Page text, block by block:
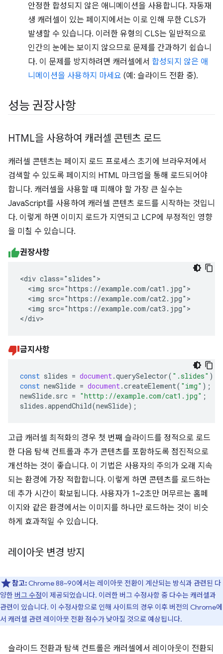
안정한 합성되지 않은 애니메이션을 사용합니다. 자동재
생 캐러셀이 있는 페이지에서는 이로 인해 무한 CLS가
발생할 수 있습니다. 이러한 유형의 CLS는 일반적으로
인간의 눈에는 보이지 않으므로 문제를 간과하기 쉽습니
다. 이 문제를 방지하려면 캐러셀에서 합성되지 않은 애
니메이션을 사용하지 마세요 (예: 슬라이드 전환 중).
성능 권장사항
HTML을 사용하여 캐러셀 콘텐츠 로드
캐러셀 콘텐츠는 페이지 로드 프로세스 초기에 브라우저에서
검색할 수 있도록 페이지의 HTML 마크업을 통해 로드되어야
합니다. 캐러셀을 사용할 때 피해야 할 가장 큰 실수는
JavaScript를 사용하여 캐러셀 콘텐츠 로드를 시작하는 것입니
다. 이렇게 하면 이미지 로드가 지연되고 LCP에 부정적인 영향
을 미칠 수 있습니다.
권장사항
<div class="slides">
  <img src="https://example.com/cat1.jpg">
  <img src="https://example.com/cat2.jpg">
  <img src="https://example.com/cat3.jpg">
</div>
금지사항
const slides = document .querySelector( ".slides" );
const newSlide = document .createElement( "img" );
newSlide. src = "htttp://example.com/cat1.jpg" ;
slides .appendChild(newSlide);
고급 캐러셀 최적화의 경우 첫 번째 슬라이드를 정적으로 로드
한 다음 탐색 컨트롤과 추가 콘텐츠를 포함하도록 점진적으로
개선하는 것이 좋습니다. 이 기법은 사용자의 주의가 오래 지속
되는 환경에 가장 적합합니다. 이렇게 하면 콘텐츠를 로드하는
데 추가 시간이 확보됩니다. 사용자가 1~2초만 머무르는 홈페
이지와 같은 환경에서는 이미지를 하나만 로드하는 것이 비슷
하게 효과적일 수 있습니다.
레이아웃 변경 방지
참고: Chrome 88~90에서는 레이아웃 전환이 계산되는 방식과 관련된 다
양한 버그 수정이 제공되었습니다. 이러한 버그 수정사항 중 다수는 캐러셀과
관련이 있습니다. 이 수정사항으로 인해 사이트의 경우 이후 버전의 Chrome에
서 캐러셀 관련 레이아웃 전환 점수가 낮아질 것으로 예상됩니다.
슬라이드 전환과 탐색 컨트롤은 캐러셀에서 레이아웃이 전환되